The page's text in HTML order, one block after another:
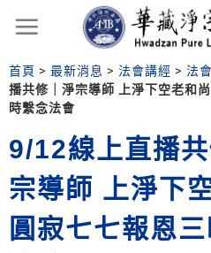
首頁 > 最新消息 > 法會講經 > 法會
播共修｜淨宗導師 上淨下空老和
時繫念法會
9/12線上直播
宗導師 上淨下
圓寂七七報恩